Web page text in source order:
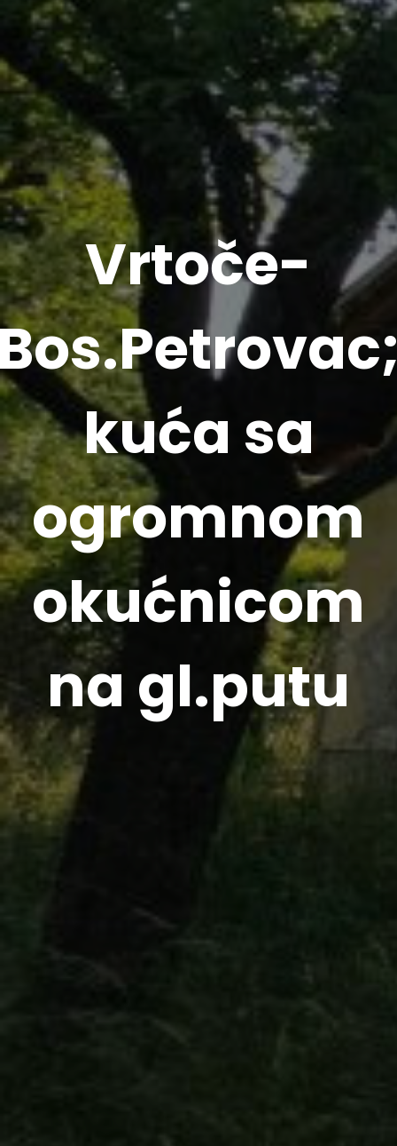
Vrtoče-
kuća sa
ogromnom
okućnicom
na gl.putu